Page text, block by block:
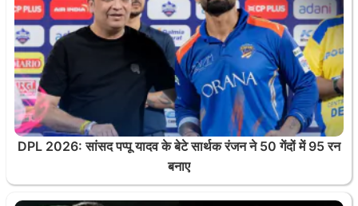
DPL 2026: सांसद पप्पू यादव के बेटे सार्थक रंजन ने 50 गेंदों में 95 रन
बनाए